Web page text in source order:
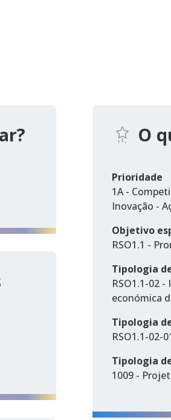
O
Prioridade
1A -
Inovação -
Objetivo
RSO1.1 -
Tipologia
RSO1.1-02
económica
Tipologia
RSO1.1-02-
Tipologia
1009 -